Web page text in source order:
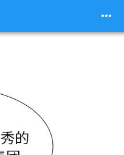
more_horiz